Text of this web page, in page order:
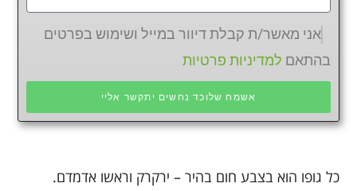
אני מאשר/ת קבלת דיוור במייל ושימוש בפרטים
בהתאם למדיניות פרטיות
אשמח שלוכד נחשים יתקשר אליי
כל גופו הוא בצבע חום בהיר – ירקרק וראשו אדמדם.